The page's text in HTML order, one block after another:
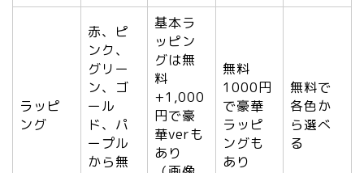
ラッピ
ング
赤、ピ
ンク、
グリー
ン、ゴ
ール
ド、パ
ープル
から無
基本ラ
ッピン
グは無
料
+1,000
円で豪
華verも
あり
無料
1000円
で豪華
ラッピ
ングも
あり
無料で
各色か
ら選べ
る